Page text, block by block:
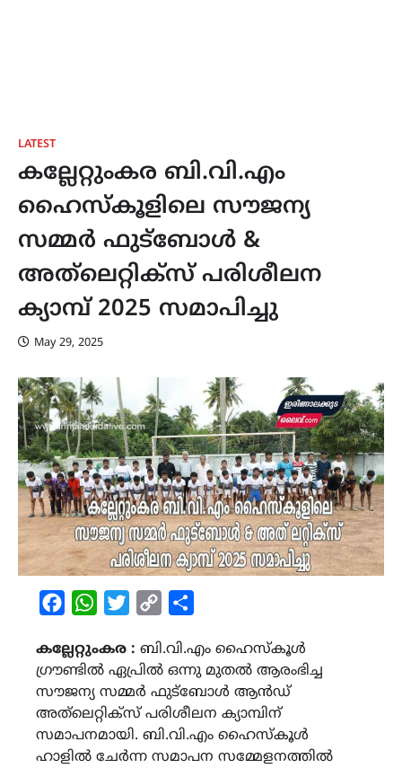
LATEST
കല്ലേറ്റുംകര ബി.വി.എം
ഹൈസ്കൂളിലെ സൗജന്യ
സമ്മർ ഫുട്ബോൾ &
അത്‌ലെറ്റിക്സ് പരിശീലന
ക്യാമ്പ് 2025 സമാപിച്ചു
May 29, 2025
FacebookWhatsAppTwitterCopy
കല്ലേറ്റുംകര : ബി.വി.എം ഹൈസ്കൂൾ
ഗ്രൗണ്ടിൽ ഏപ്രിൽ ഒന്നു മുതൽ ആരംഭിച്ച
സൗജന്യ സമ്മർ ഫുട്ബോൾ ആൻഡ്
അത്‌ലെറ്റിക്സ് പരിശീലന ക്യാമ്പിന്
സമാപനമായി. ബി.വി.എം ഹൈസ്കൂൾ
ഹാളിൽ ചേർന്ന സമാപന സമ്മേളനത്തിൽ